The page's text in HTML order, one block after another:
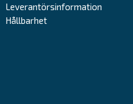
Leverantörsinformation
Hållbarhet